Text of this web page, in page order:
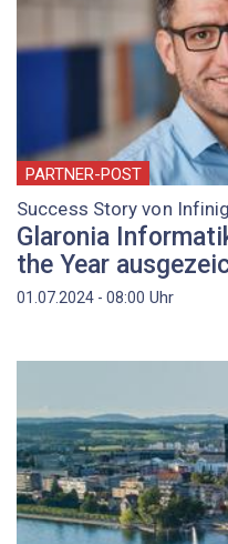
PARTNER-POST
Success Story von
Glaronia
the Year
01.07.2024 - 08:00 Uhr